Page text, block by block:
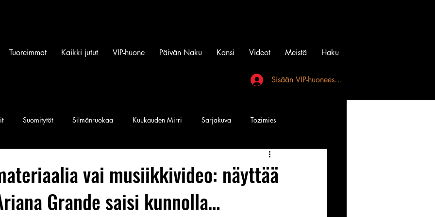
Tuoreimmat Kaikki jutut VIP-huone Päivän Naku Kansi Videot Meistä Haku
Sisään VIP-huoneeseen
Suomitytöt Silmänruokaa Kuukauden Mirri Sarjakuva Tozimies
Instagramin Beibit
Jan I. Somela e-Babe Mallit Penkkiurheilu Annie Mål
vai musiikkivideo: näyttää
Grande saisi kunnolla…